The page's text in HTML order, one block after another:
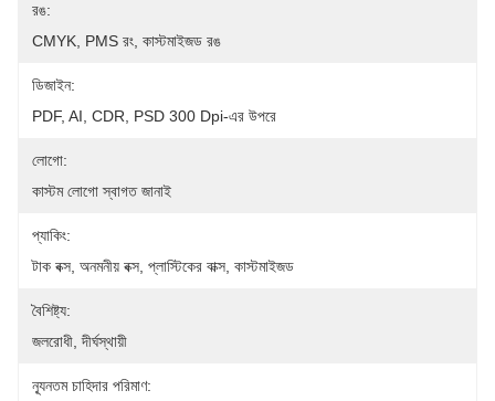
রঙ:
CMYK, PMS রং, কাস্টমাইজড রঙ
ডিজাইন:
PDF, AI, CDR, PSD 300 Dpi-এর উপরে
লোগো:
কাস্টম লোগো স্বাগত জানাই
প্যাকিং:
টাক বক্স, অনমনীয় বক্স, প্লাস্টিকের বাক্স, কাস্টমাইজড
বৈশিষ্ট্য:
জলরোধী, দীর্ঘস্থায়ী
ন্যূনতম চাহিদার পরিমাণ: